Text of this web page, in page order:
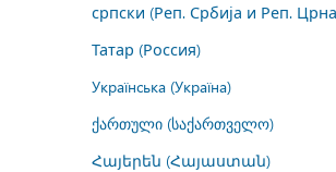
српски (Реп. Србија и Реп.
Татар (Россия)
Українська (Україна)
ქართული (საქართველო)
Հայերեն (Հայաստան)